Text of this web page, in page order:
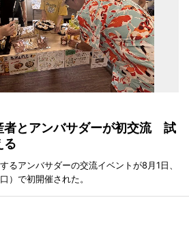
者とアンバサダーが初交流 試
る
るアンバサダーの交流イベントが8月1日、
）で初開催された。